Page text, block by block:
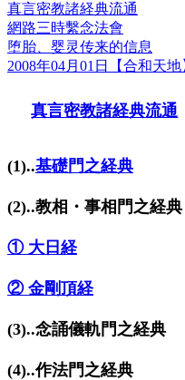
真言密教諸経典流通
網路三時繫念法會
堕胎、婴灵传来的信息
2008年04月01日【合和天地
真言密教諸経典流通
(1)..基礎門之経典
(2)..教相・事相門之経典
① 大日経
② 金剛頂経
(3)..念誦儀軌門之経典
(4)..作法門之経典